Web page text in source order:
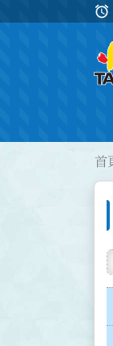
:::
alarm
首